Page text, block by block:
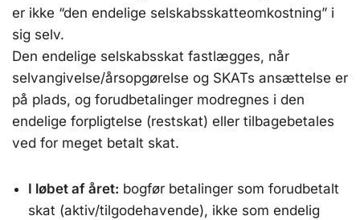
er ikke “den endelige selskabsskatteomkostning” i
sig selv.
Den endelige selskabsskat fastlægges, når
selvangivelse/årsopgørelse og SKATs ansættelse er
på plads, og forudbetalinger modregnes i den
endelige forpligtelse (restskat) eller tilbagebetales
ved for meget betalt skat.
I løbet af året: bogfør betalinger som forudbetalt
skat (aktiv/tilgodehavende), ikke som endelig